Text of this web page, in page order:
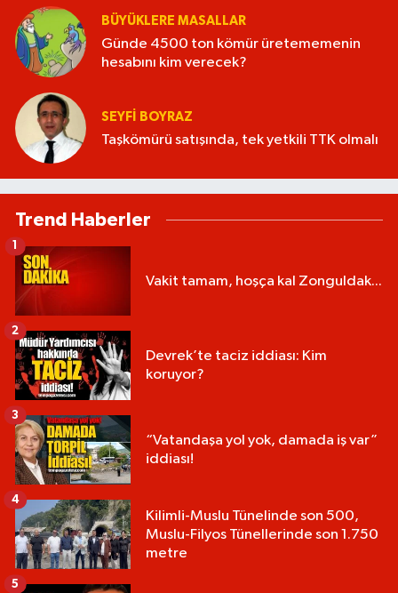
BÜYÜKLERE MASALLAR
Günde 4500 ton kömür üretememenin
hesabını kim verecek?
SEYFI BOYRAZ
Taşkömürü satışında, tek yetkili TTK olmalı
Trend Haberler
Vakit tamam, hoşça kal Zonguldak...
Devrek’te taciz iddiası: Kim
koruyor?
2
“Vatandaşa yol yok, damada iş var”
iddiası!
3
Kilimli-Muslu Tünelinde son 500,
Muslu-Filyos Tünellerinde son 1.750
metre
4
5